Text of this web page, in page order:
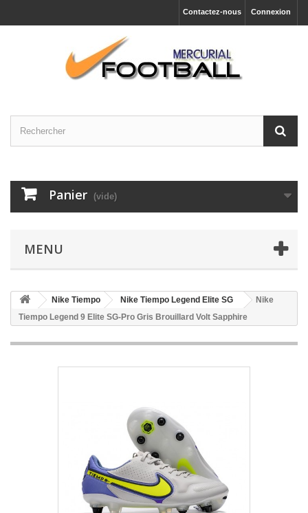
Connexion
Contactez-nous
Panier (vide)
MENU
Nike Tiempo Nike Tiempo Legend Elite SG
Nike
Tiempo Legend 9 Elite SG-Pro Gris Brouillard Volt Sapphire